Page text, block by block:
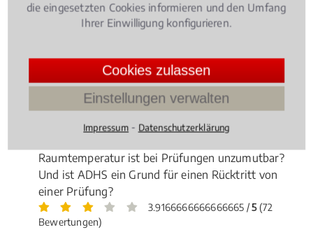
Zulassung zum Studium, Prüfungen,
Studiengebühren - Rund ums das Studium spielen
auch rechtliche Aspekte schon immer eine große
Rolle. Welche Voraussetzungen gelten beim BAFöG
Raumtemperatur ist bei Prüfungen unzumutbar?
Und ist ADHS ein Grund für einen Rücktritt von
einer Prüfung?
3.9166666666666665 /5(72
Bewertungen)
die eingesetzten Cookies informieren und den Umfang
Ihrer Einwilligung konfigurieren.
Cookies zulassen
Einstellungen verwalten
Impressum ⁃ Datenschutzerklärung